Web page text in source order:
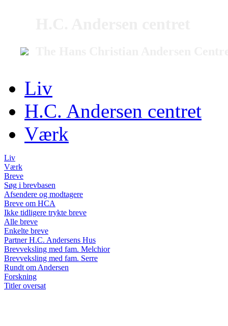
Liv
H.C. Andersen centret
Værk
Liv
Værk
Breve
Søg i brevbasen
Afsendere og modtagere
Breve om HCA
Ikke tidligere trykte breve
Alle breve
Enkelte breve
Partner H.C. Andersens Hus
Brevveksling med fam. Melchior
Brevveksling med fam. Serre
Rundt om Andersen
Forskning
Titler oversat